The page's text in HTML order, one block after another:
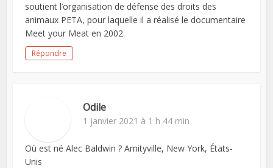
soutient l’organisation de défense des droits des
animaux PETA, pour laquelle il a réalisé le documentaire
Meet your Meat en 2002.
Répondre
Odile
1 janvier 2021 à 1 h 44 min
Où est né Alec Baldwin ? Amityville, New York, États-
Unis